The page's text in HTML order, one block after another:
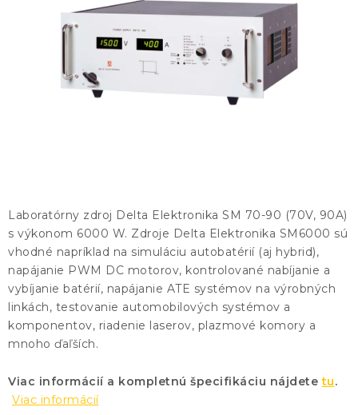
Laboratórny zdroj Delta Elektronika SM 70-90 (70V, 90A)
s výkonom 6000 W. Zdroje Delta Elektronika SM6000 sú
vhodné napríklad na simuláciu autobatérií (aj hybrid),
napájanie PWM DC motorov, kontrolované nabíjanie a
vybíjanie batérií, napájanie ATE systémov na výrobných
linkách, testovanie automobilových systémov a
komponentov, riadenie laserov, plazmové komory a
mnoho ďaľších.
Viac informácií a kompletnú špecifikáciu nájdetetu.
Viac informácií